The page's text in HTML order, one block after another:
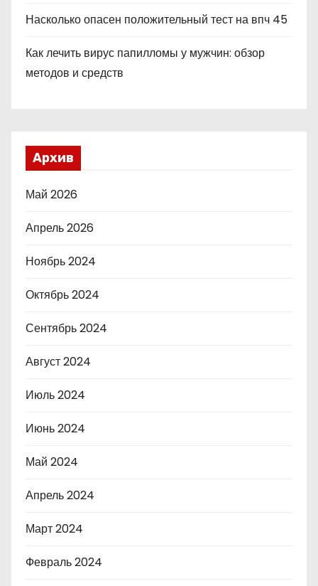
Насколько опасен положительный тест на впч 45
Как лечить вирус папилломы у мужчин: обзор
методов и средств
Архив
Май 2026
Апрель 2026
Ноябрь 2024
Октябрь 2024
Сентябрь 2024
Август 2024
Июль 2024
Июнь 2024
Май 2024
Апрель 2024
Март 2024
Февраль 2024